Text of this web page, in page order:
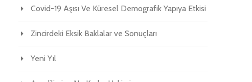
Covid-19 Aşısı Ve Küresel Demografik Yapıya Etkisi
Zincirdeki Eksik Baklalar ve Sonuçları
Yeni Yıl